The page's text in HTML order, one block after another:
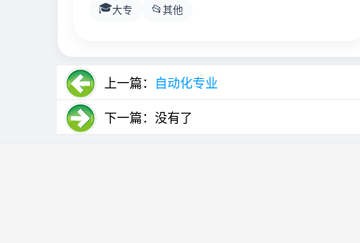
🎓大专 📂 其他
上一篇： 自动化专业
下一篇：没有了